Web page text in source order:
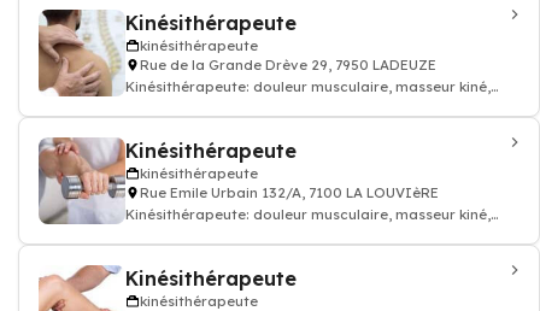
Kinésithérapeute
kinésithérapeute
Rue de la Grande Drève 29, 7950 LADEUZE
Kinésithérapeute: douleur musculaire, masseur kiné,
Kinésithérapeute
kinésithérapeute
Rue Emile Urbain 132/A, 7100 LA LOUVIèRE
Kinésithérapeute: douleur musculaire, masseur kiné,
Kinésithérapeute
kinésithérapeute